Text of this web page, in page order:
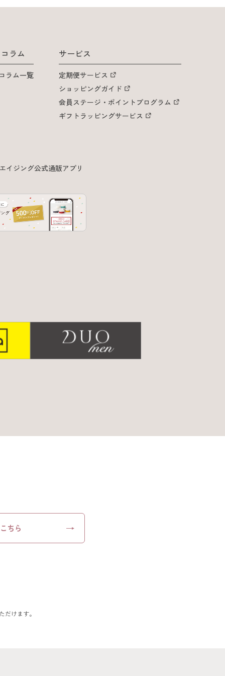
ラム
ラム一覧
サービス
定期便サービス
ショッピングガイド
会員ステージ・ポイントプログラム
ギフトラッピングサービス
イジング公式通販アプリ
ちら
だけます。